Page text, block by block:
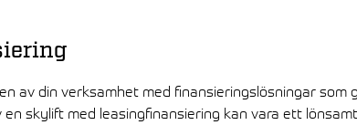
av din verksamhet med finansieringslösningar
skylift med leasingfinansiering kan vara ett